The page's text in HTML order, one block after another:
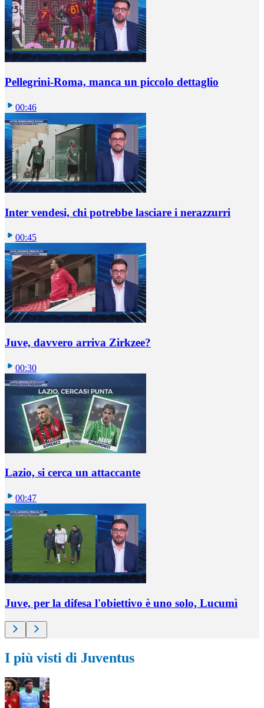
Pellegrini-Roma, manca un piccolo dettaglio
00:46
Inter vendesi, chi potrebbe lasciare i nerazzurri
00:45
Juve, davvero arriva Zirkzee?
00:30
Lazio, si cerca un attaccante
00:47
Juve, per la difesa l'obiettivo è uno solo, Lucumì
I più visti di Juventus